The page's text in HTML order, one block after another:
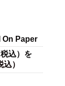
On Paper
込）を
）